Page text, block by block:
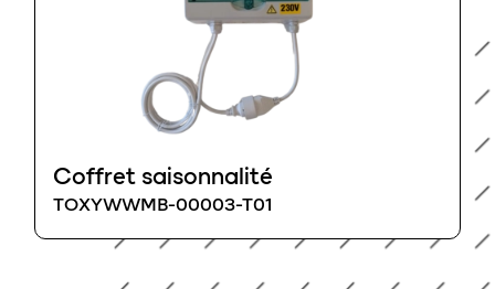
Coffret saisonnalité
TOXYWWMB-00003-T01